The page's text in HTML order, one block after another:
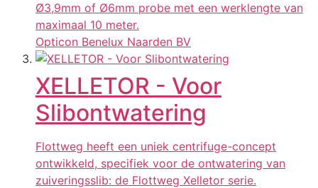
Ø3,9mm of Ø6mm probe met een werklengte van
maximaal 10 meter.
Opticon Benelux Naarden BV
XELLETOR - Voor
Slibontwatering
Flottweg heeft een uniek centrifuge-concept
ontwikkeld, specifiek voor de ontwatering van
zuiveringsslib: de Flottweg Xelletor serie.